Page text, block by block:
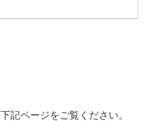
記ページをご覧ください。